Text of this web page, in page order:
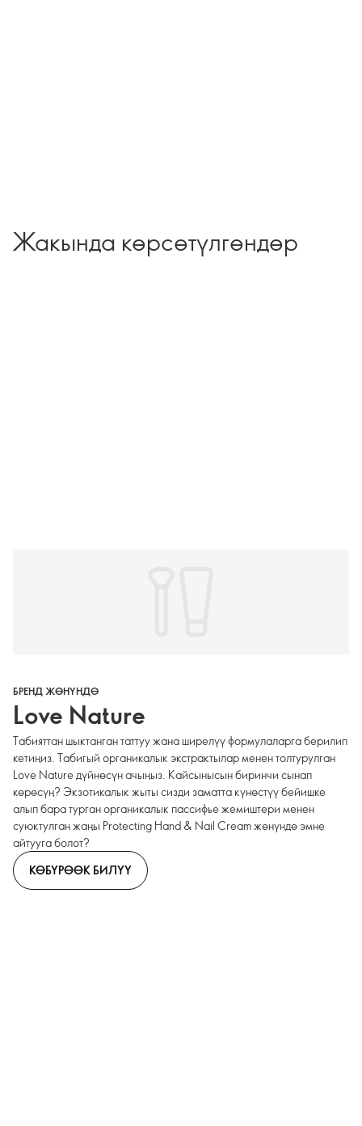
Жакында көрсөтүлгөндөр
БРЕНД ЖӨНҮНДӨ
Love Nature
Табияттан шыктанган таттуу жана ширелүү формулаларга берилип
кетиңиз. Табигый органикалык экстрактылар менен толтурулган
Love Nature дүйнөсүн ачыңыз. Кайсынысын биринчи сынап
көрөсүң? Экзотикалык жыты сизди заматта күнөстүү бейишке
алып бара турган органикалык пассифье жемиштери менен
суюктулган жаңы Protecting Hand & Nail Cream жөнүндө эмне
айтууга болот?
КӨБҮРӨӨК БИЛҮҮ